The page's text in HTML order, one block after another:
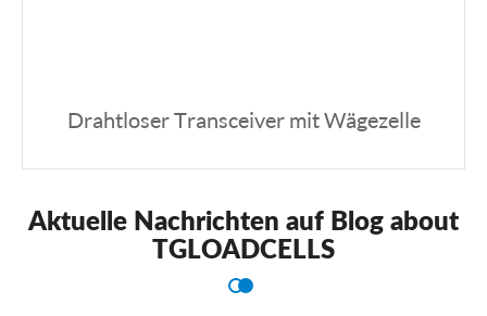
Drahtloser Transceiver mit Wägezelle
Aktuelle Nachrichten auf Blog about
TGLOADCELLS